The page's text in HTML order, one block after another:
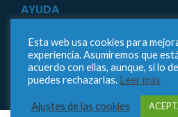
AYUDA
Aviso legal
Condiciones generales de compra
Contáctanos
Esta web usa cookies para
experiencia. Asumiremos que
acuerdo con ellas, aunque, si lo
puedes rechazarlas. Leer más
Ajustes de las cookies